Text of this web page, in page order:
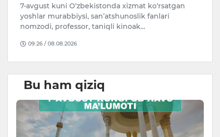
7-avgust kuni O‘zbekistonda xizmat ko‘rsatgan
yoshlar murabbiysi, san’atshunoslik fanlari
nomzodi, professor, taniqli kinoak…
09:26 / 08.08.2026
Bu ham qiziq